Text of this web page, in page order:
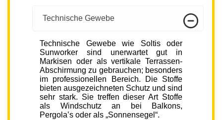
Technische Gewebe
Technische Gewebe wie Soltis oder
Sunworker sind unerwartet gut in
Markisen oder als vertikale Terrassen-
Abschirmung zu gebrauchen; besonders
im professionellen Bereich. Die Stoffe
bieten ausgezeichneten Schutz und sind
sehr stark. Sie treffen dieser Art Stoffe
als Windschutz an bei Balkons,
Pergola’s oder als „Sonnensegel“.